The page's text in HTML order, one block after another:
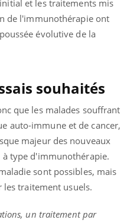
et les traitements mis
de l'immunothérapie ont
évolutive de la
souhaités
que les malades souffrant
auto-immune et de cancer,
majeur des nouveaux
type d'immunothérapie.
sont possibles, mais
traitement usuels.
un traitement par